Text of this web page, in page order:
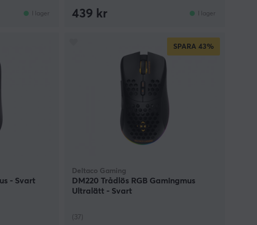
I lager 439 kr I lager
- Svart
SPARA 43%
Deltaco Gaming
DM220 Trådlös RGB Gamingmus
Ultralätt - Svart
(37)